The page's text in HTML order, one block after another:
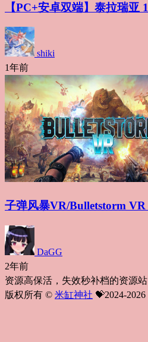
【PC+安卓双端】泰拉瑞亚
shiki
1年前
子弹风暴VR/Bulletstorm VR
DaGG
2年前
资源高保活，失效秒补档的资源站
版权所有 © 米缸神社 💝2024-2026